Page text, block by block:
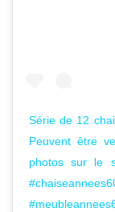
Série de 12
Peuvent être
photos sur le